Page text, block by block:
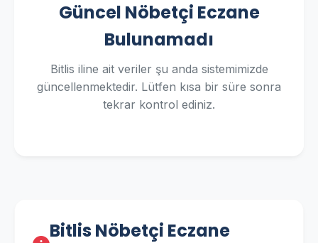
Güncel Nöbetçi Eczane
Bulunamadı
Bitlis iline ait veriler şu anda sistemimizde
güncellenmektedir. Lütfen kısa bir süre sonra
tekrar kontrol ediniz.
Bitlis Nöbetçi Eczane